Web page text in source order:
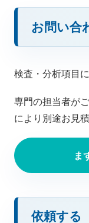
お問い合
検査・分析項目
専門の担当者が
により別途お見
ま
依頼する